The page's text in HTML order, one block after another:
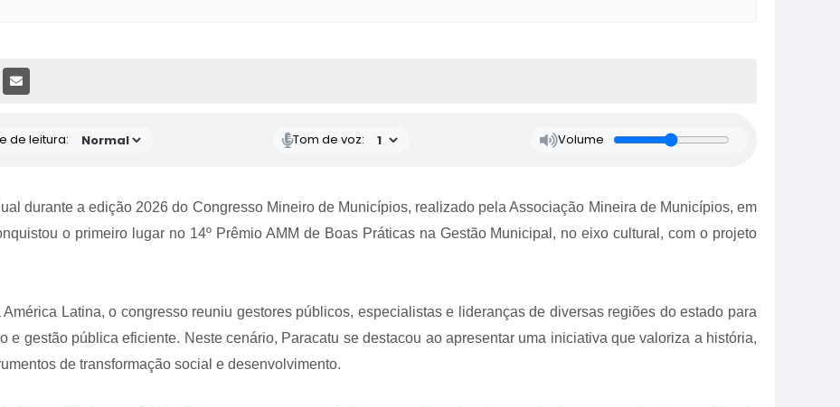
MÍDIAS
de leitura: Tom de voz: Volume
durante a edição 2026 do Congresso Mineiro de Municípios, realizado pela Associação Mineira de Municípios, em
o primeiro lugar no 14º Prêmio AMM de Boas Práticas na Gestão Municipal, no eixo cultural, com o projeto
Latina, o congresso reuniu gestores públicos, especialistas e lideranças de diversas regiões do estado para
e gestão pública eficiente. Neste cenário, Paracatu se destacou ao apresentar uma iniciativa que valoriza a história,
de transformação social e desenvolvimento.